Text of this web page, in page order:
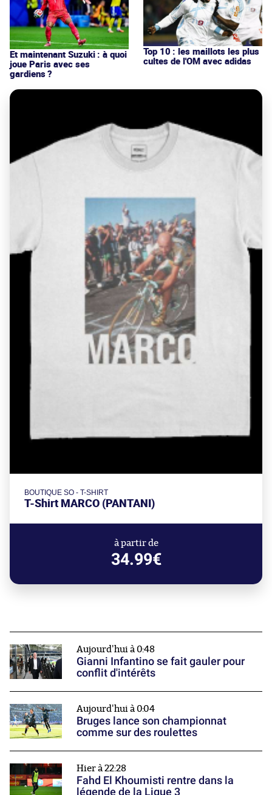
Et maintenant Suzuki : à quoi
joue Paris avec ses
gardiens ?
Top 10 : les maillots les plus
cultes de l'OM avec adidas
BOUTIQUE SO - T-SHIRT
T-Shirt MARCO (PANTANI)
à partir de
34.99€
Aujourd'hui à 0:48
Gianni Infantino se fait gauler pour
conflit d'intérêts
Aujourd'hui à 0:04
Bruges lance son championnat
comme sur des roulettes
Hier à 22:28
Fahd El Khoumisti rentre dans la
légende de la Ligue 3